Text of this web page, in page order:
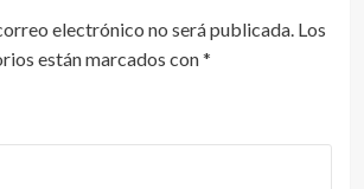
electrónico no será publicada. Los
están marcados con*